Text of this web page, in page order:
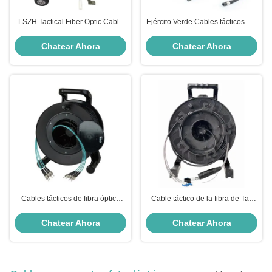
LSZH Tactical Fiber Optic Cable
FTTx mejorada
Chatear Ahora
Ejército Verde Cables tácticos Ofc
Cables tácticos de fibra óptica
Chatear Ahora
Cables tácticos de fibra óptica
Chatear Ahora
Cable táctico de la fibra de Tac
particulares del cable de la fibra
de la chaqueta del PVC TPU de
Chatear Ahora